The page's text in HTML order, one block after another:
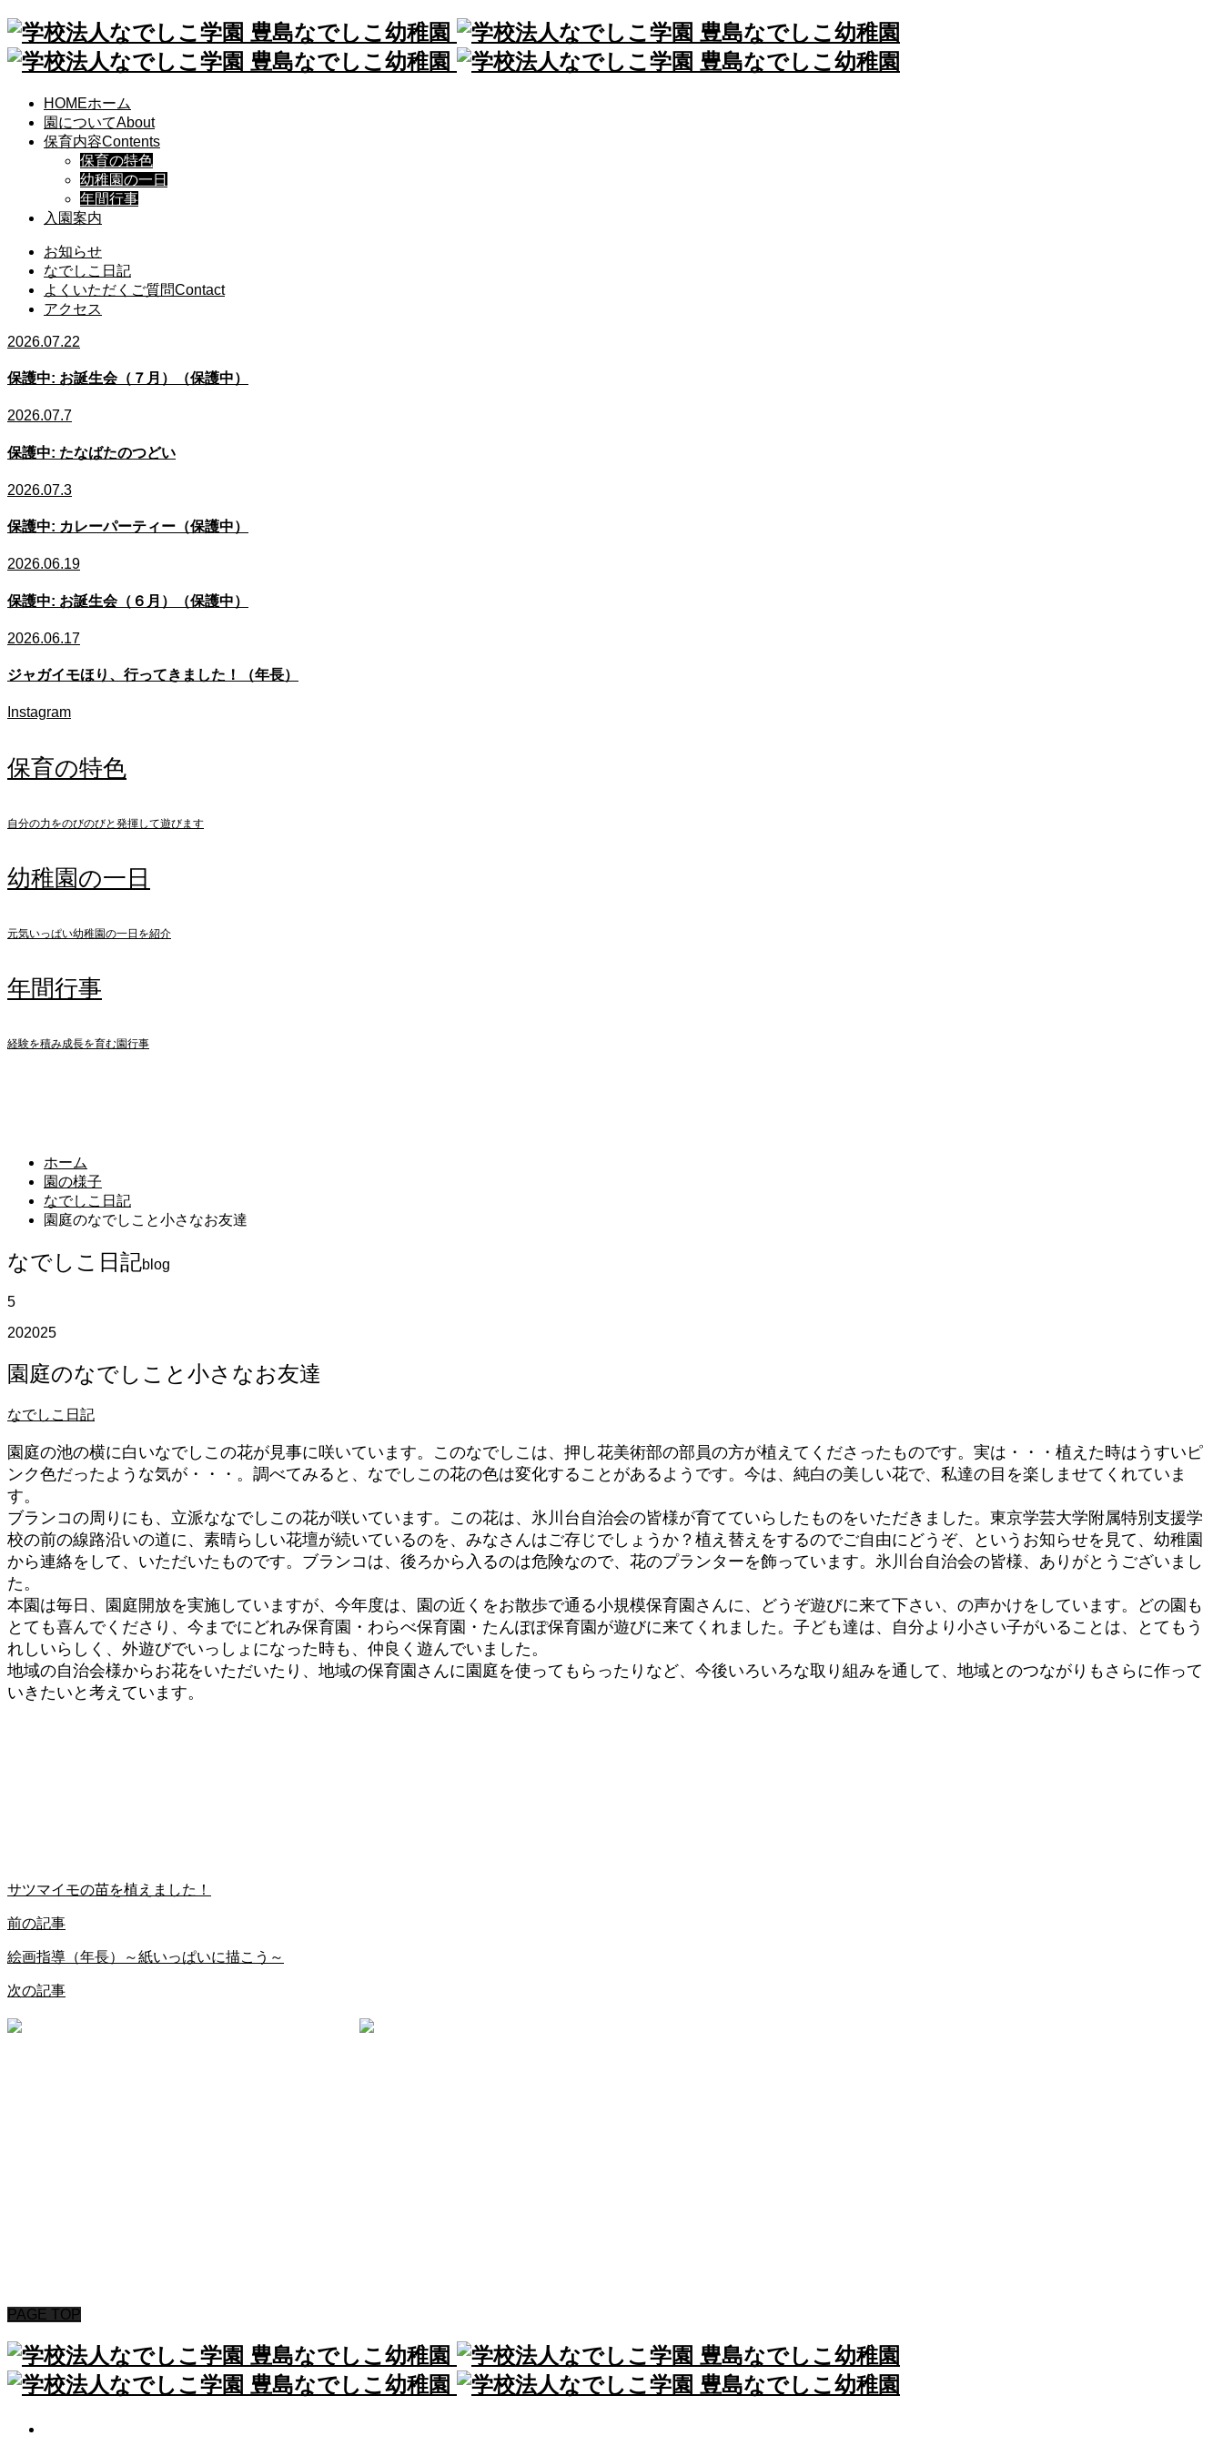
HOMEホーム
園についてAbout
保育内容Contents
保育の特色
幼稚園の一日
年間行事
入園案内
お知らせ
なでしこ日記
よくいただくご質問Contact
アクセス
2026.07.22
保護中: お誕生会（７月）（保護中）
2026.07.7
保護中: たなばたのつどい
2026.07.3
保護中: カレーパーティー（保護中）
2026.06.19
保護中: お誕生会（６月）（保護中）
2026.06.17
ジャガイモほり、行ってきました！（年長）
Instagram
保育の特色
自分の力をのびのびと発揮して遊びます
幼稚園の一日
元気いっぱい幼稚園の一日を紹介
年間行事
経験を積み成長を育む園行事
ホーム
園の様子
なでしこ日記
園庭のなでしこと小さなお友達
なでしこ日記blog
5
202025
園庭のなでしこと小さなお友達
なでしこ日記
園庭の池の横に白いなでしこの花が見事に咲いています。このなでしこは、押し花美術部の部員の方が植えてくださったものです。実は・・・植えた時はうすいピ
ンク色だったような気が・・・。調べてみると、なでしこの花の色は変化することがあるようです。今は、純白の美しい花で、私達の目を楽しませてくれていま
す。
ブランコの周りにも、立派ななでしこの花が咲いています。この花は、氷川台自治会の皆様が育てていらしたものをいただきました。東京学芸大学附属特別支援学
校の前の線路沿いの道に、素晴らしい花壇が続いているのを、みなさんはご存じでしょうか？植え替えをするのでご自由にどうぞ、というお知らせを見て、幼稚園
から連絡をして、いただいたものです。ブランコは、後ろから入るのは危険なので、花のプランターを飾っています。氷川台自治会の皆様、ありがとうございまし
た。
本園は毎日、園庭開放を実施していますが、今年度は、園の近くをお散歩で通る小規模保育園さんに、どうぞ遊びに来て下さい、の声かけをしています。どの園も
とても喜んでくださり、今までにどれみ保育園・わらべ保育園・たんぽぽ保育園が遊びに来てくれました。子ども達は、自分より小さい子がいることは、とてもう
れしいらしく、外遊びでいっしょになった時も、仲良く遊んでいました。
地域の自治会様からお花をいただいたり、地域の保育園さんに園庭を使ってもらったりなど、今後いろいろな取り組みを通して、地域とのつながりもさらに作って
いきたいと考えています。
サツマイモの苗を植えました！
前の記事
絵画指導（年長）～紙いっぱいに描こう～
次の記事
PAGE TOP